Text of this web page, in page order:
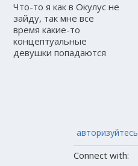
Что-то я как в Окулус не
зайду, так мне все
время какие-то
концептуальные
девушки попадаются
авторизуйтесь
Connect with: